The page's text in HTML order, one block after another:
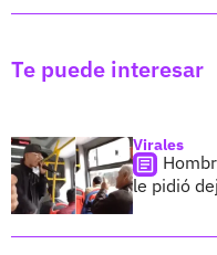
Te puede interesar
Virales
le pidió